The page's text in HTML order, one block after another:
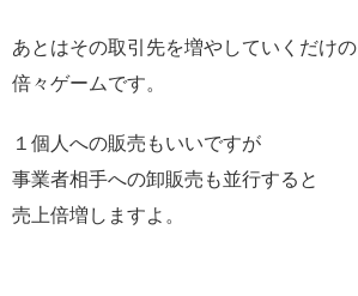
あとはその取引先を増やしていくだけの
倍々ゲームです。
１個人への販売もいいですが
事業者相手への卸販売も並行すると
売上倍増しますよ。